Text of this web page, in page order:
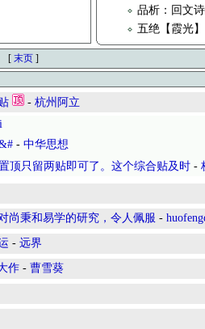
品析：回文
五绝【霞光】
[ 末页 ]
- 杭州阿立
- 中华思想
顶只留两贴即可了。这个综合贴及时 -
尚秉和易学的研究，令人佩服 -
- 远界
作 - 曹雪葵